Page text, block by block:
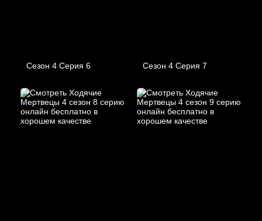
Сезон 4 Серия 6 Сезон 4 Серия 7